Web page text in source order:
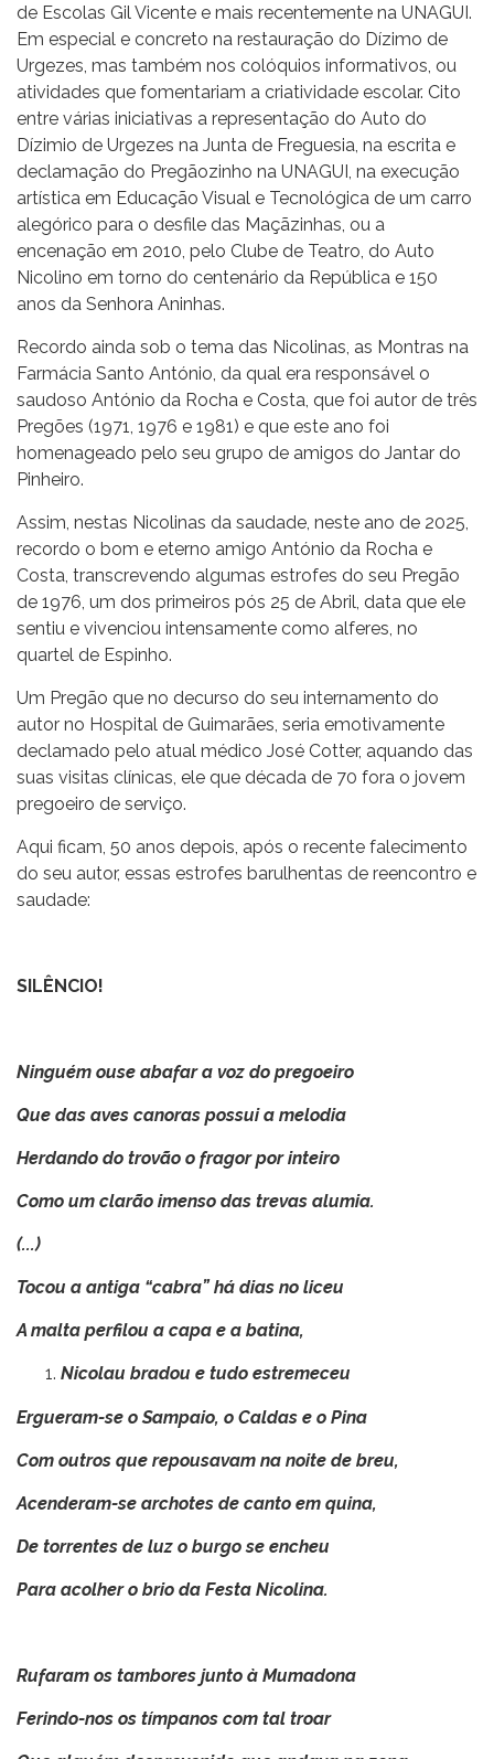
de Escolas Gil Vicente e mais recentemente na UNAGUI.
Em especial e concreto na restauração do Dízimo de
Urgezes, mas também nos colóquios informativos, ou
atividades que fomentariam a criatividade escolar. Cito
entre várias iniciativas a representação do Auto do
Dízimio de Urgezes na Junta de Freguesia, na escrita e
declamação do Pregãozinho na UNAGUI, na execução
artística em Educação Visual e Tecnológica de um carro
alegórico para o desfile das Maçãzinhas, ou a
encenação em 2010, pelo Clube de Teatro, do Auto
Nicolino em torno do centenário da República e 150
anos da Senhora Aninhas.
Recordo ainda sob o tema das Nicolinas, as Montras na
Farmácia Santo António, da qual era responsável o
saudoso António da Rocha e Costa, que foi autor de três
Pregões (1971, 1976 e 1981) e que este ano foi
homenageado pelo seu grupo de amigos do Jantar do
Pinheiro.
Assim, nestas Nicolinas da saudade, neste ano de 2025,
recordo o bom e eterno amigo António da Rocha e
Costa, transcrevendo algumas estrofes do seu Pregão
de 1976, um dos primeiros pós 25 de Abril, data que ele
sentiu e vivenciou intensamente como alferes, no
quartel de Espinho.
Um Pregão que no decurso do seu internamento do
autor no Hospital de Guimarães, seria emotivamente
declamado pelo atual médico José Cotter, aquando das
suas visitas clínicas, ele que década de 70 fora o jovem
pregoeiro de serviço.
Aqui ficam, 50 anos depois, após o recente falecimento
do seu autor, essas estrofes barulhentas de reencontro e
saudade:
SILÊNCIO!
Ninguém ouse abafar a voz do pregoeiro
Que das aves canoras possui a melodia
Herdando do trovão o fragor por inteiro
Como um clarão imenso das trevas alumia.
(...)
Tocou a antiga “cabra” há dias no liceu
A malta perfilou a capa e a batina,
Nicolau bradou e tudo estremeceu
Ergueram-se o Sampaio, o Caldas e o Pina
Com outros que repousavam na noite de breu,
Acenderam-se archotes de canto em quina,
De torrentes de luz o burgo se encheu
Para acolher o brio da Festa Nicolina.
Rufaram os tambores junto à Mumadona
Ferindo-nos os tímpanos com tal troar